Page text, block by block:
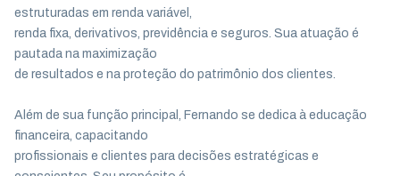
estruturadas em renda variável,
renda fixa, derivativos, previdência e seguros. Sua atuação é
pautada na maximização
de resultados e na proteção do patrimônio dos clientes.
Além de sua função principal, Fernando se dedica à educação
financeira, capacitando
profissionais e clientes para decisões estratégicas e